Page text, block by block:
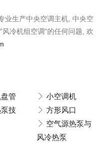
业生产中央空调主机, 中央空
冷机组空调"的任何问题, 欢
管
小空调机
技
方形风口
空气源热泵与
风冷热泵